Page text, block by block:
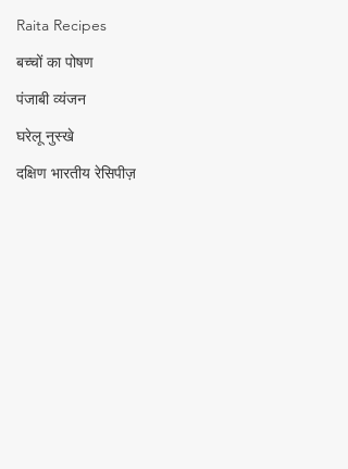
Raita Recipes
बच्चों का पोषण
पंजाबी व्यंजन
घरेलू नुस्खे
दक्षिण भारतीय रेसिपीज़